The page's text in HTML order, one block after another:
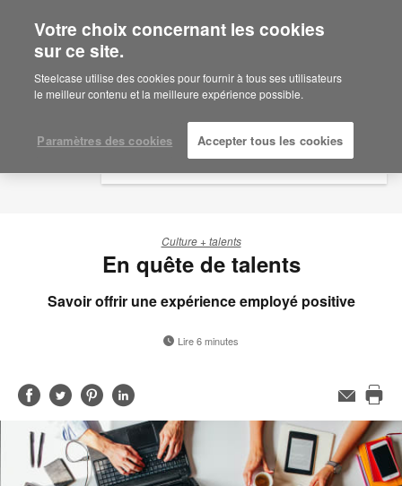
Are you in United States?
Would you like to see Products we sell in
your region?
English
Español
Culture + talents
En quête de talents
Savoir offrir une expérience employé positive
Lire 6 minutes
Partager
sur
Facebook
Partager
sur
Twitter
Partager
sur
Pinterest
Partager
sur
LinkedIn
Adresse
contact
Votre choix concernant les cookies
sur ce site.
Steelcase utilise des cookies pour fournir à tous ses utilisateurs
le meilleur contenu et la meilleure expérience possible.
Paramètres des cookies Accepter tous les cookies